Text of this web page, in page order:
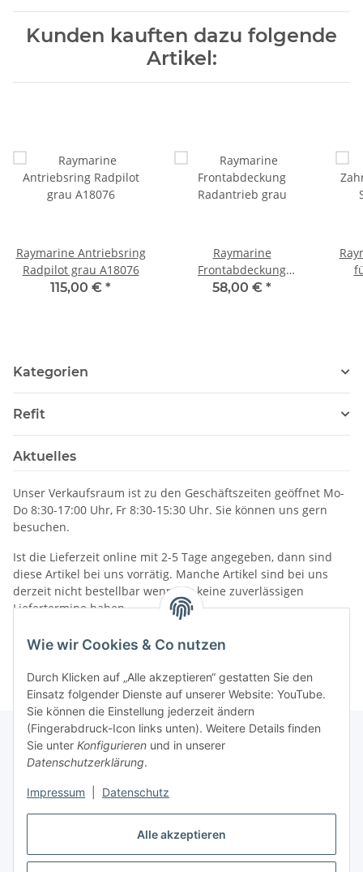
Alle akzeptieren
Wie wir Cookies & Co nutzen
Durch Klicken auf „Alle akzeptieren“ gestatten Sie den
Einsatz folgender Dienste auf unserer Website: YouTube.
Sie können die Einstellung jederzeit ändern
(Fingerabdruck-Icon links unten). Weitere Details finden
Sie unter Konfigurieren und in unserer
Datenschutzerklärung.
Impressum Datenschutz
Kunden kauften dazu folgende
Artikel:
Raymarine Antriebsring
Radpilot grau A18076
115,00 € *
Raymarine
Frontabdeckung
Radantrieb grau
58,00 € *
Kategorien
Refit
Aktuelles
Unser Verkaufsraum ist zu den Geschäftszeiten geöffnet Mo-
Do 8:30-17:00 Uhr, Fr 8:30-15:30 Uhr. Sie können uns gern
besuchen.
Ist die Lieferzeit online mit 2-5 Tage angegeben, dann sind
diese Artikel bei uns vorrätig. Manche Artikel sind bei uns
derzeit nicht bestellbar wenn wir keine zuverlässigen
Liefertermine haben.
Informationen
Gesetzliche Informationen
Vertrag widerrufen